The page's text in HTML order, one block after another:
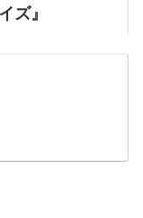
ズ』